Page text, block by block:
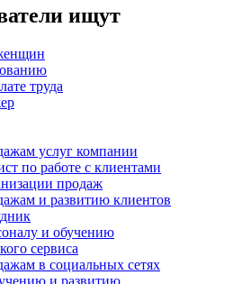
ищут
труда
услуг компании
по работе с клиентами
продаж
и развитию клиентов
и обучению
сервиса
в социальных сетях